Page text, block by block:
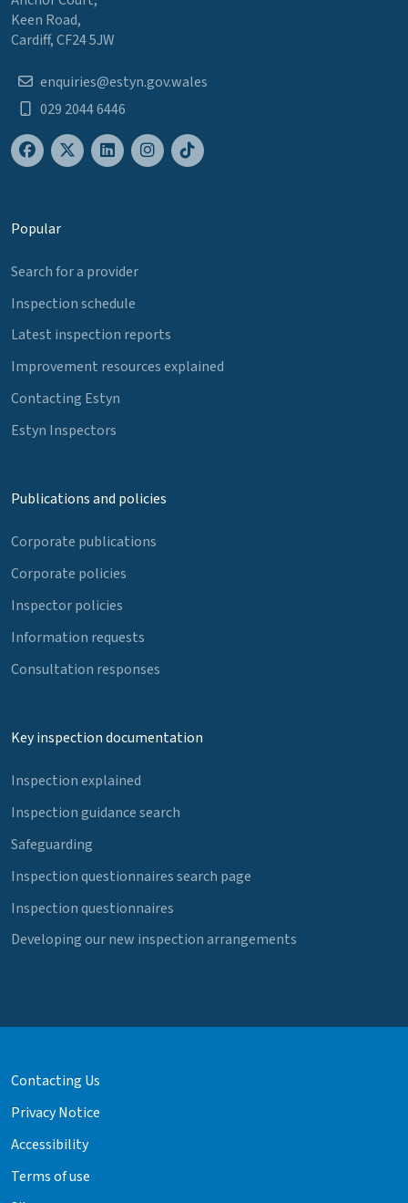
Keen Road,
Cardiff, CF24 5JW
enquiries@estyn.gov.wales
029 2044 6446
Popular
Search for a provider
Inspection schedule
Latest inspection reports
Improvement resources explained
Contacting Estyn
Estyn Inspectors
Publications and policies
Corporate publications
Corporate policies
Inspector policies
Information requests
Consultation responses
Key inspection documentation
Inspection explained
Inspection guidance search
Safeguarding
Inspection questionnaires search page
Inspection questionnaires
Developing our new inspection arrangements
Contacting Us
Privacy Notice
Accessibility
Terms of use